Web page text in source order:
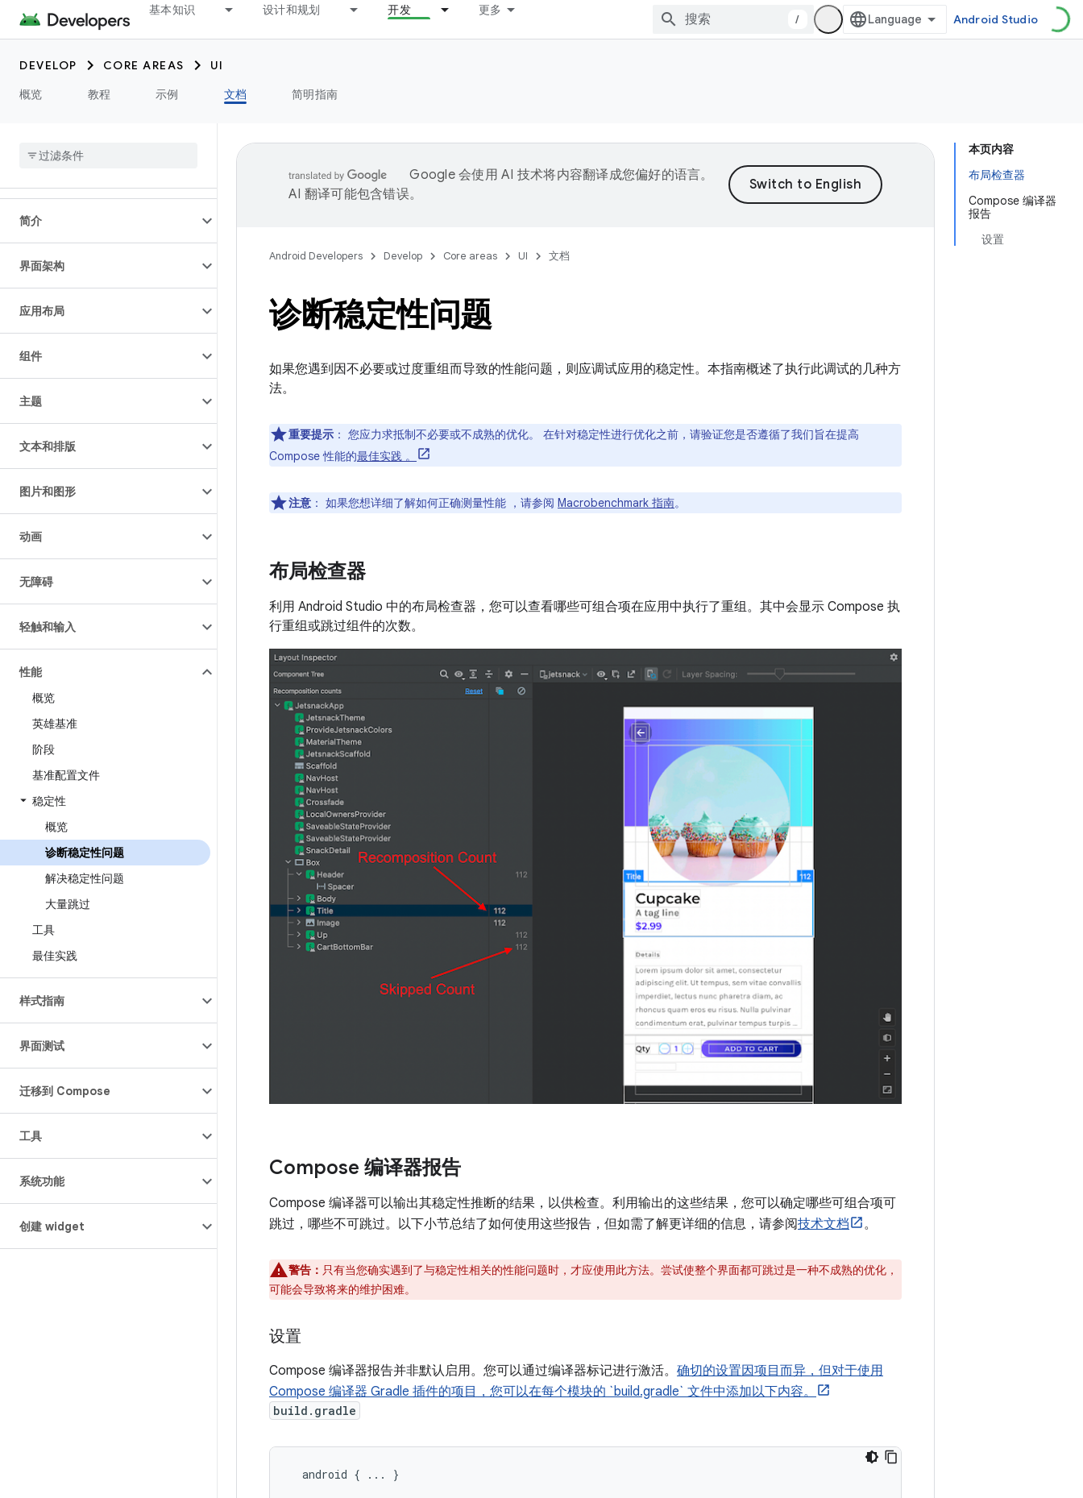
基本知识 设计和规划 开发 更多
/ Android Studio
DEVELOP CORE AREAS
UI
概览
教程 示例 文档 简明指南
简介
界面架构
应用布局
组件
主题
文本和排版
图片和图形
动画
无障碍
轻触和输入
性能
概览
英雄基准
阶段
基准配置文件
稳定性
概览
诊断稳定性问题
解决稳定性问题
大量跳过
工具
最佳实践
样式指南
界面测试
迁移到 Compose
工具
系统功能
创建 widget
本页内容
布局检查器
Compose 编译器
报告
设置
Google 会使用 AI 技术将内容翻译成您偏好的语言。
AI 翻译可能包含错误。
Android Developers Develop Core areas UI 文档
诊断稳定性问题
如果您遇到因不必要或过度重组而导致的性能问题，则应调试应用的稳定性。本指南概述了执行此调试的几种方
法。
重要提示 ： 您应力求抵制不必要或不成熟的优化。 在针对稳定性进行优化之前，请验证您是否遵循了我们旨在提高
Compose 性能的最佳实践 。
注意 ： 如果您想详细了解如何正确测量性能 ，请参阅 Macrobenchmark 指南。
布局检查器
利用 Android Studio 中的布局检查器，您可以查看哪些可组合项在应用中执行了重组。其中会显示 Compose 执
行重组或跳过组件的次数。
Compose 编译器报告
Compose 编译器可以输出其稳定性推断的结果，以供检查。利用输出的这些结果，您可以确定哪些可组合项可
跳过，哪些不可跳过。以下小节总结了如何使用这些报告，但如需了解更详细的信息，请参阅技术文档 。
警告： 只有当您确实遇到了与稳定性相关的性能问题时，才应使用此方法。尝试使整个界面都可跳过是一种不成熟的优化，
可能会导致将来的维护困难。
设置
Compose 编译器报告并非默认启用。您可以通过编译器标记进行激活。 确切的设置因项目而异，但对于使用
Compose 编译器 Gradle 插件的项目，您可以在每个模块的 `build.gradle` 文件中添加以下内容。
build.gradle
android { ... }